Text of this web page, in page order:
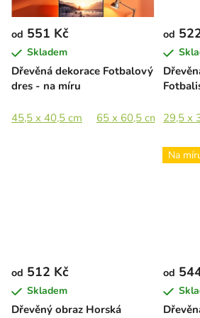
Dřevěná dekorace Fotbalový
dres - na míru
od 551 Kč
Skladem
45,5 x 40,5 cm 65 x 60,5 cm 89 x
od
29,5 x
Dřevěný obraz Horská
od 512 Kč
Skladem
Na
od